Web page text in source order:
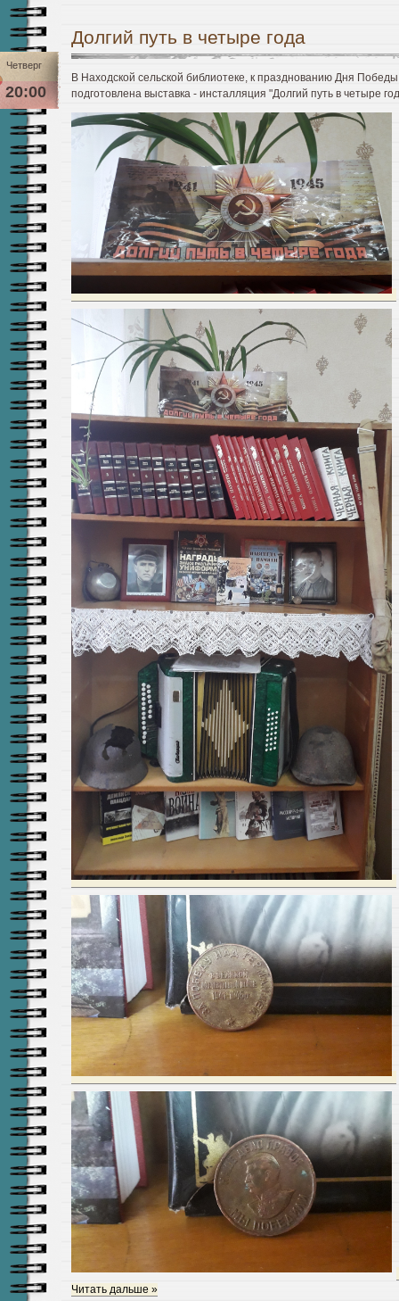
Долгий путь в четыре года
Четверг
20:00
В Находской сельской библиотеке, к празднованию Дня
подготовлена выставка - инсталляция "Долгий путь в четыре
Читать дальше »